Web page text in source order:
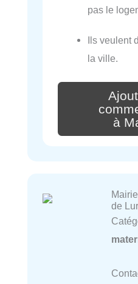
pas le
Ils veulent
la ville.
à
de